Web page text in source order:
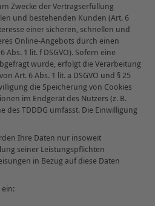
Zwecke der Vertragserfüllung
und bestehenden Kunden (Art. 6
einer sicheren, schnellen und
Online-Angebots durch einen
1 lit. f DSGVO). Sofern eine
wurde, erfolgt die Verarbeitung
Art. 6 Abs. 1 lit. a DSGVO und § 25
die Speicherung von Cookies
im Endgerät des Nutzers (z. B.
des TDDDG umfasst. Die Einwilligung
Ihre Daten nur insoweit
seiner Leistungspflichten
in Bezug auf diese Daten